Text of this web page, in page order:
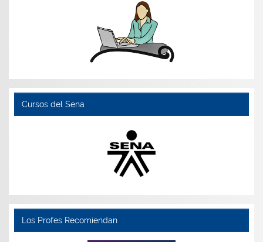
Cursos del Sena
Los Profes Recomiendan